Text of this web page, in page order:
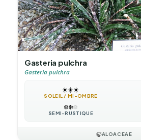
Gasteria pulchra
Gasteria pulchra
☀️☀️☀️
SOLEIL / MI-OMBRE
❄️❄️❄️
SEMI-RUSTIQUE
🍃ALOACEAE